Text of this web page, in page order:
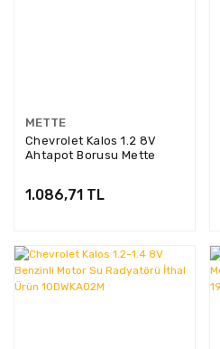
METTE
Chevrolet Kalos 1.2 8V
Ahtapot Borusu Mette
1.086,71 TL